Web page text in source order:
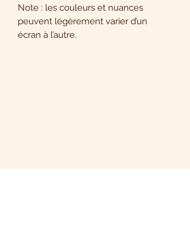
Note : les couleurs et nuances
peuvent légèrement varier d’un
écran à l’autre.